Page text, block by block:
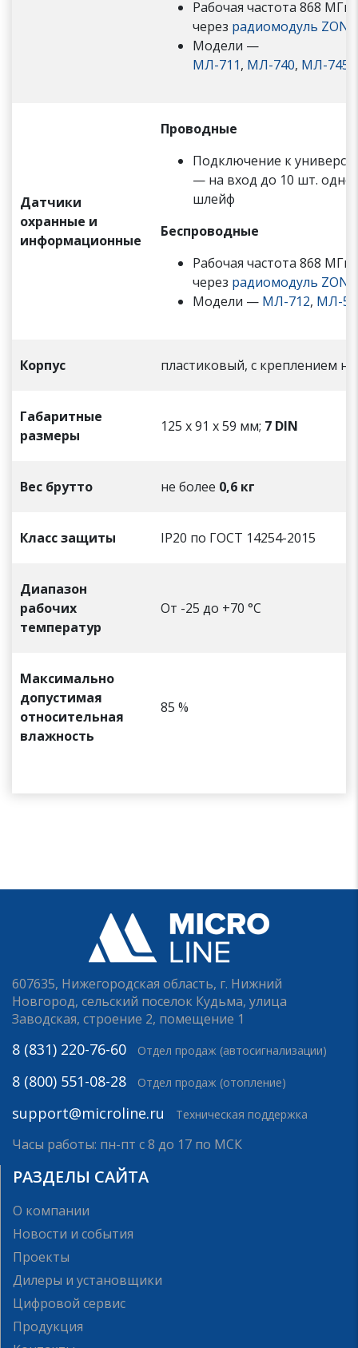
Рабочая частота 868
через радиомодуль ZONT
Модели —
МЛ-711, МЛ-740, МЛ-745
Датчики
охранные и
информационные
Проводные
Подключение к
— на вход до 10 шт.
шлейф
Беспроводные
Рабочая частота 868
через радиомодуль ZONT
Модели — МЛ-712, МЛ-
Корпус пластиковый, с креплением
Габаритные
размеры
125 х 91 х 59 мм; 7 DIN
Вес брутто не более 0,6 кг
Класс защиты IP20 по ГОСТ 14254-2015
Диапазон
рабочих
температур
От -25 до +70 °С
Максимально
допустимая
относительная
влажность
85 %
607635, Нижегородская область, г. Нижний
Новгород, сельский поселок Кудьма, улица
Заводская, строение 2, помещение 1
8 (831) 220-76-60 Отдел продаж (автосигнализации)
8 (800) 551-08-28 Отдел продаж (отопление)
support@microline.ru Техническая поддержка
Часы работы: пн-пт с 8 до 17 по МСК
РАЗДЕЛЫ САЙТА
О компании
Новости и события
Проекты
Дилеры и установщики
Цифровой сервис
Продукция